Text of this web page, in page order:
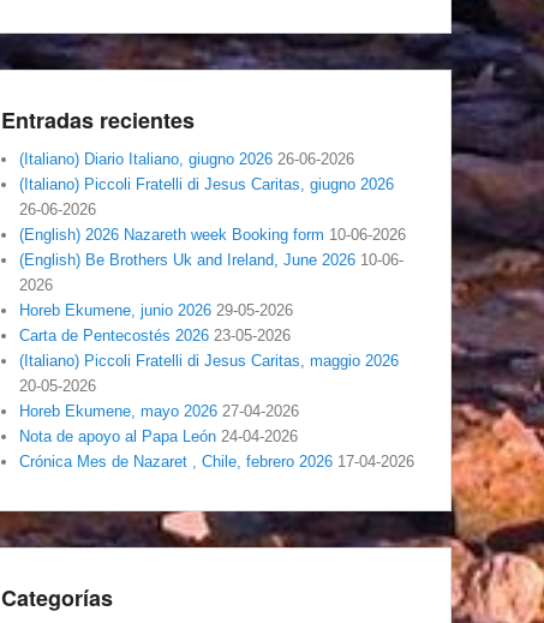
Entradas recientes
(Italiano) Diario Italiano, giugno 2026 26-06-2026
(Italiano) Piccoli Fratelli di Jesus Caritas, giugno 2026
26-06-2026
(English) 2026 Nazareth week Booking form 10-06-2026
(English) Be Brothers Uk and Ireland, June 2026 10-06-
2026
Horeb Ekumene, junio 2026 29-05-2026
Carta de Pentecostés 2026 23-05-2026
(Italiano) Piccoli Fratelli di Jesus Caritas, maggio 2026
20-05-2026
Horeb Ekumene, mayo 2026 27-04-2026
Nota de apoyo al Papa León 24-04-2026
Crónica Mes de Nazaret , Chile, febrero 2026 17-04-2026
Categorías